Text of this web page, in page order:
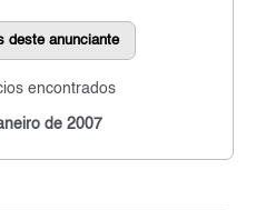
deste anunciante
encontrados
de 2007